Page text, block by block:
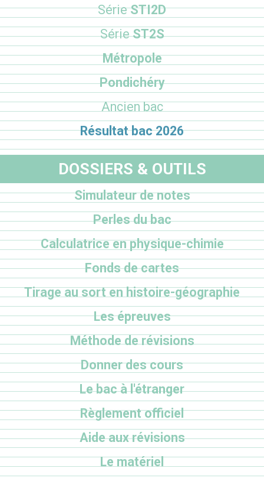
SérieSTI2D
SérieST2S
Métropole
Pondichéry
Ancien bac
Résultat bac 2026
DOSSIERS & OUTILS
Simulateur de notes
Perles du bac
Calculatrice en physique-chimie
Fonds de cartes
Tirage au sort en histoire-géographie
Les épreuves
Méthode de révisions
Donner des cours
Le bac à l'étranger
Règlement officiel
Aide aux révisions
Le matériel